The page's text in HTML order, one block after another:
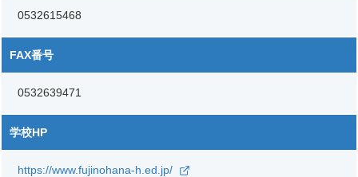
0532615468
FAX番号
0532639471
学校HP
https://www.fujinohana-h.ed.jp/